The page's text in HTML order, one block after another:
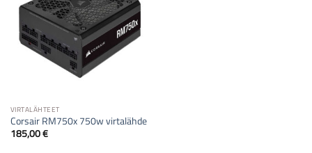
VIRTALÄHTEET
Corsair RM750x 750w virtalähde
185,00€